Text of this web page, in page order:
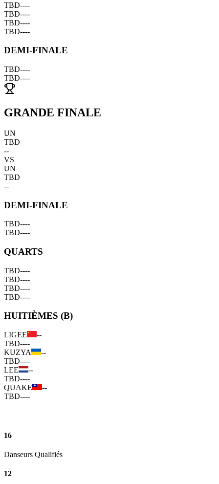
TBD----
TBD----
TBD----
TBD----
DEMI-FINALE
TBD----
TBD----
GRANDE FINALE
UN
TBD
--
VS
UN
TBD
--
DEMI-FINALE
TBD----
TBD----
QUARTS
TBD----
TBD----
TBD----
TBD----
HUITIÈMES (B)
LIGEE
--
TBD----
KUZYA
--
TBD----
LEE
--
TBD----
QUAKE
--
TBD----
16
Danseurs Qualifiés
12